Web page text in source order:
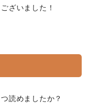
ざいました！
読めましたか？